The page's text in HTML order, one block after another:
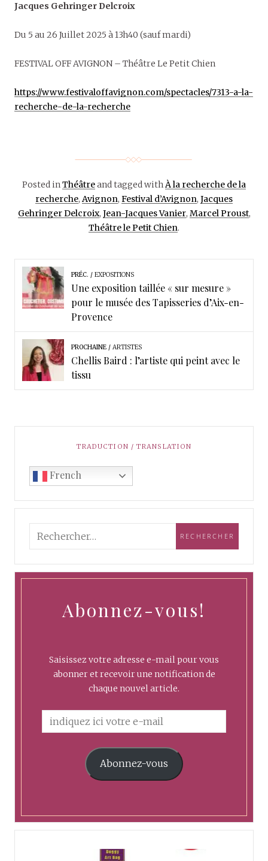
Jacques Gehringer Delcroix
Du 5 au 26 Juillet 2025 à 13h40 (sauf mardi)
FESTIVAL OFF AVIGNON – Théâtre Le Petit Chien
https://www.festivaloffavignon.com/spectacles/7313-a-la-
recherche-de-la-recherche
Posted inThéâtreand tagged withÀ la recherche de la
recherche, Avignon, Festival d’Avignon, Jacques
Gehringer Delcroix, Jean-Jacques Vanier, Marcel Proust,
Théâtre le Petit Chien.
PRÉC. EXPOSITIONS
Une exposition taillée « sur mesure »
pour le musée des Tapisseries d’Aix-en-
Provence
PROCHAINE ARTISTES
Chellis Baird : l’artiste qui peint avec le
tissu
TRADUCTION / TRANSLATION
French
Abonnez-vous!
Saisissez votre adresse e-mail pour vous
abonner et recevoir une notification de
chaque nouvel article.
Abonnez-vous